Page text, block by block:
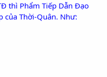
thì Phẩm Tiếp Dẫn Đạo
của Thời-Quân. Như: